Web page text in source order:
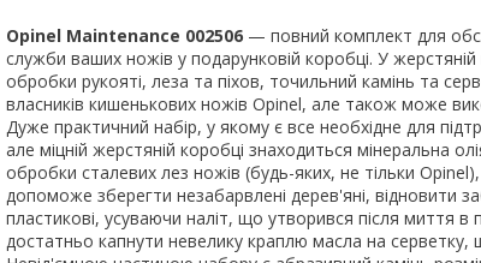
Opinel Maintenance 002506 — повний комплект для
служби ваших ножів у подарунковій коробці. У
обробки рукояті, леза та піхов, точильний камінь та
власників кишенькових ножів Opinel, але також може
Дуже практичний набір, у якому є все необхідне для
але міцній жерстяній коробці знаходиться мінеральна
обробки сталевих лез ножів (будь-яких, не тільки
допоможе зберегти незабарвлені дерев'яні, відновити
пластикові, усуваючи наліт, що утворився після миття
достатньо капнути невелику краплю масла на серветку,